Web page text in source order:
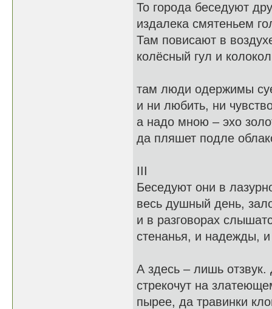
То города беседуют
издалека смятеньем
Там повисают в
колёсный гул и
там люди одержимы
и ни любить, ни
а надо мною – эхо
да пляшет подле
III
Беседуют они в
весь душный день,
и в разговорах
стенанья, и надежды,
А здесь – лишь
стрекочут на
пырее, да травинки